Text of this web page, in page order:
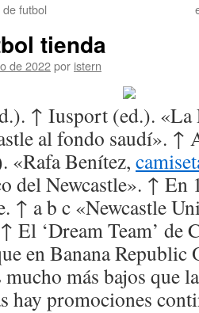
futbol
tienda
de 2022por istern
↑ Iusport (ed.). «La
al fondo saudí». ↑
«Rafa Benítez,
del Newcastle». ↑
↑ a b c «Newcastle
El ‘Dream Team’ de
en Banana Republic
más bajos que
hay promociones